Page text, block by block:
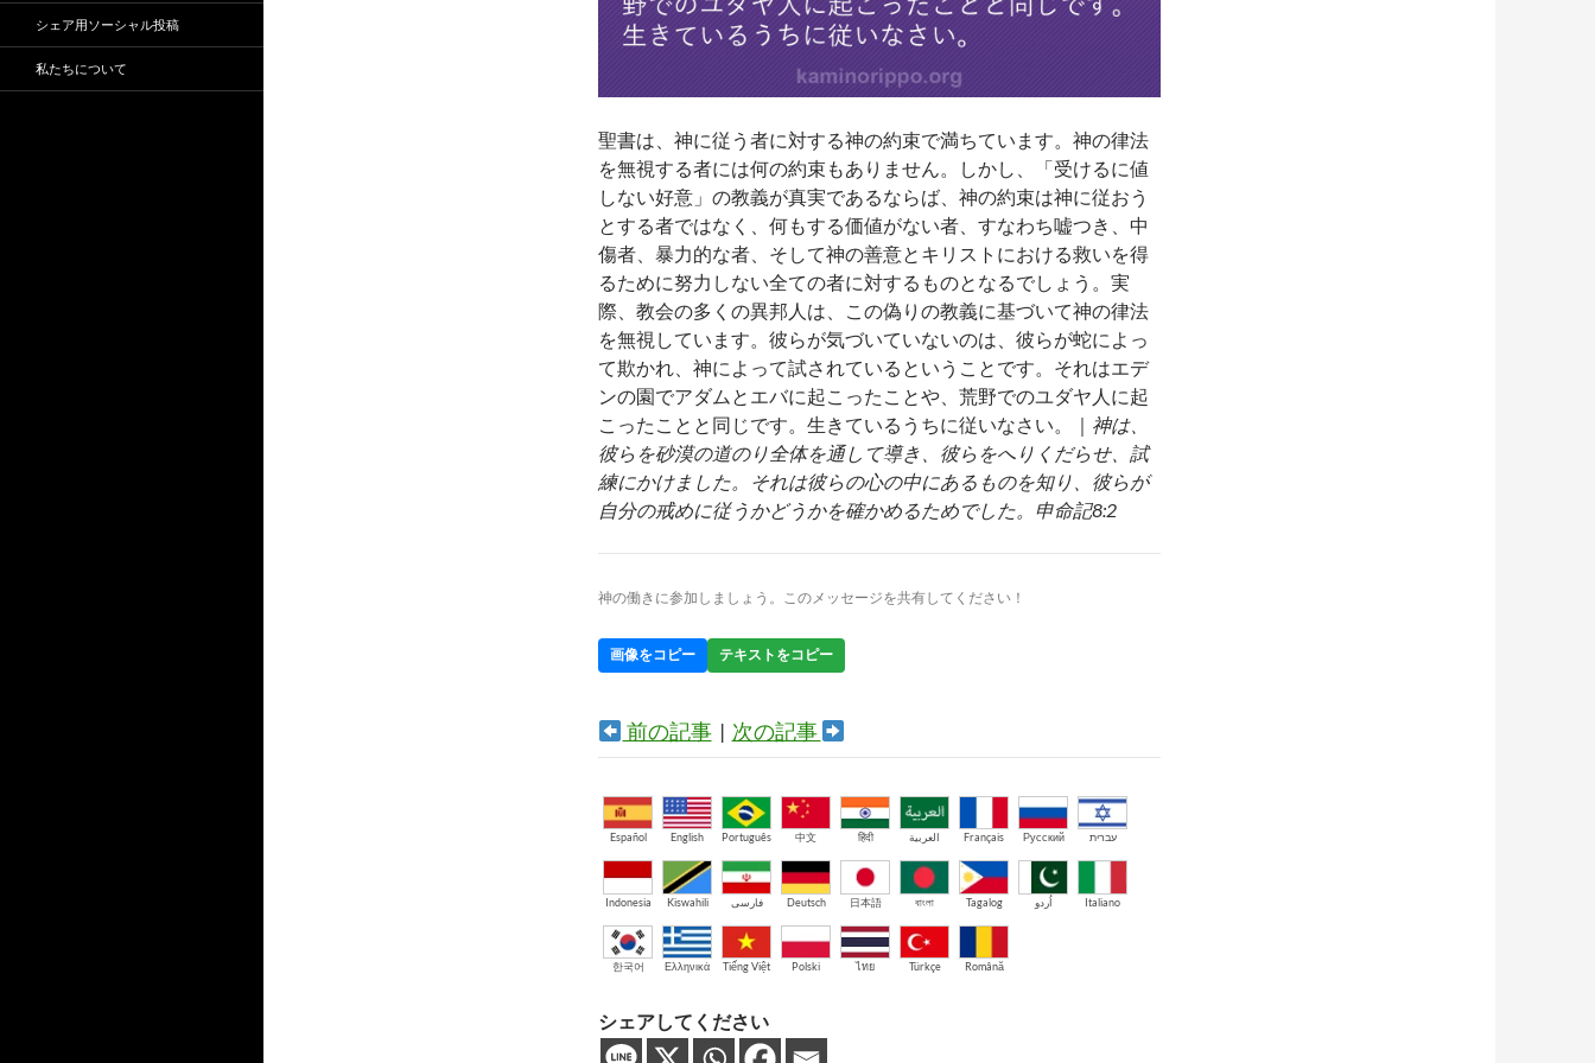
聖書は、神に従う者に対する神の約束で満ちています。神の律法
を無視する者には何の約束もありません。しかし、「受けるに値
しない好意」の教義が真実であるならば、神の約束は神に従おう
とする者ではなく、何もする価値がない者、すなわち嘘つき、中
傷者、暴力的な者、そして神の善意とキリストにおける救いを得
るために努力しない全ての者に対するものとなるでしょう。実
際、教会の多くの異邦人は、この偽りの教義に基づいて神の律法
を無視しています。彼らが気づいていないのは、彼らが蛇によっ
て欺かれ、神によって試されているということです。それはエデ
ンの園でアダムとエバに起こったことや、荒野でのユダヤ人に起
こったことと同じです。生きているうちに従いなさい。｜ 神は、
彼らを砂漠の道のり全体を通して導き、彼らをへりくだらせ、試
練にかけました。それは彼らの心の中にあるものを知り、彼らが
自分の戒めに従うかどうかを確かめるためでした。申命記8:2
神の働きに参加しましょう。このメッセージを共有してください！
画像をコピー テキストをコピー
前の記事| 次の記事
Español English Português 中文 हिंदी العربية Français Русский עברית
Indonesia Kiswahili فارسی Deutsch 日本語 বাংলা Tagalog اُردو Italiano
한국어 Ελληνικά Tiếng Việt Polski ไทย Türkçe Română
シェアしてください
シェア用ソーシャル投稿
私たちについて